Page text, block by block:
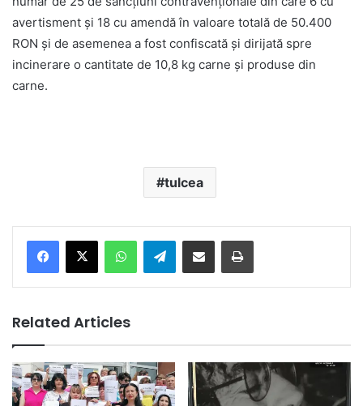
avertisment și 18 cu amendă în valoare totală de 50.400
RON și de asemenea a fost confiscată și dirijată spre
incinerare o cantitate de 10,8 kg carne și produse din
carne.
tulcea
Telegram
Related Articles